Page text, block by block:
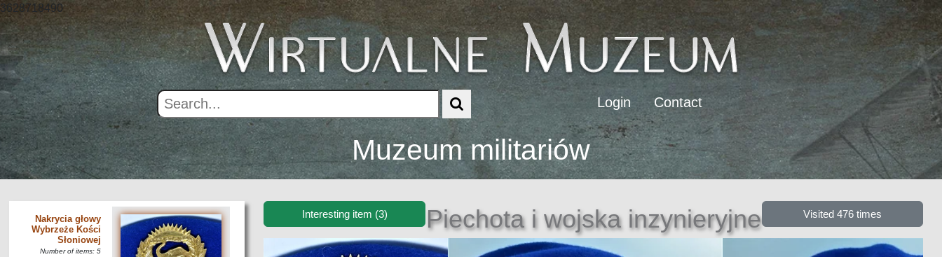
3628718490
Login Contact
Muzeum militariów
Number of items: 6
Nakrycia głowy
Węgry
Number of items: 16
Nakrycia głowy
Wielka Brytania
Number of items: 103
Nakrycia głowy
Wietnam
Number of items: 1
Nakrycia głowy
Nakrycia głowy
Wybrzeże Kości
Słoniowej
Number of items: 5
Interesting item (3) Piechota i wojska inzynieryjne Visited 476 times